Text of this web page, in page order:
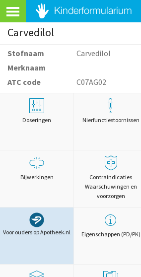
Carvedilol
Stofnaam
Carvedilol
Merknaam
ATC code
C07AG02
Doseringen Nierfunctiestoornissen
Bijwerkingen
Contraindicaties
Waarschuwingen en
voorzorgen
Voor ouders op Apotheek.nl Eigenschappen (PD/PK)